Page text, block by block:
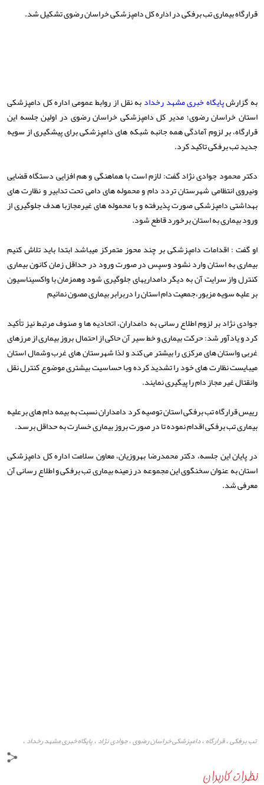
قرارگاه بیماری تب برفکی در اداره کل دامپزشکی خراسان رضوی تشکیل شد.
به گزارشپایگاه خبری مشهد رخدادبه نقل از روابط عمومی اداره کل دامپزشکی
استان خراسان رضوی؛ مدیر کل دامپزشکی خراسان رضوی در اولین جلسه این
قرارگاه، بر لزوم آمادگی همه جانبه شبکه های دامپزشکی برای پیشگیری از سویه
جدید تب برفکی تاکید کرد.
دکتر محمود جوادی نژاد گفت: لازم است با هماهنگی و هم افزایی دستگاه قضایی
ونیروی انتظامی شهرستان تردد دام و محموله های دامی تحت تدابیر و نظارت های
بهداشتی دامپزشکی صورت پذیرفته و با محموله های غیرمجازبا هدف جلوگیری از
ورود بیماری به استان برخورد قاطع شود.
او گفت : اقدامات دامپزشکی بر چند محوز متمرکز میباشد ابتدا باید تلاش کنیم
بیماری به استان وارد نشود وسپس در صورت ورود در حداقل زمان کانون بیماری
کنترل واز سرایت آن به دیگر دامداریهای جلوگیری شود وهمزمان با واکسیناسیون
بر علیه سویه مزبور،جمعیت دام استان را دربرابر بیماری مصون نمائیم
جوادی نژاد بر لزوم اطلاع رسانی به دامداران، اتحادیه ها و صنوف مرتبط نیز تأکید
کرد و یادآور شد: حرکت بیماری و خط سیر آن حاکی از احتمال بروز بیماری از مرزهای
غربی واستان های مرکزی را بیشتر می کند و لذا شهرستان های غرب وشمال استان
میبایست نظارت های خود را تشدید کرده وبا حساسیت بیشتری موضوع کنترل نقل
وانقتال غیر مجاز دام را پیگیری نمایند.
رییس قرارگاه تب برفکی استان توصیه کرد دامداران نسبت به بیمه دام های برعلیه
بیماری تب برفکی اقدام نموده تا در صورت بروز بیماری خسارت به حداقل برسد.
در پایان این جلسه، دکتر محمدرضا بهروزیان، معاون سلامت اداره کل دامپزشکی
استان به عنوان سخنگوی این مجموعه در زمینه بیماری تب برفکی و اطلاع رسانی آن
معرفی شد.
تب برفکی،قرارگاه ،دامپزشکی خراسان رضوی،جوادی نژاد ،پایگاه خبری مشهد رخداد ،
نظرات کاربران